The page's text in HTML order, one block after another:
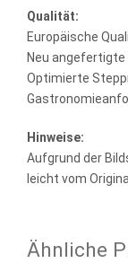
Qualität:
Europäische
Neu
Optimierte
Hinweise:
Aufgrund der
leicht vom
Ähnliche